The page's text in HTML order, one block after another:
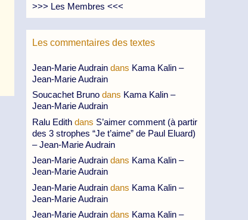
>>> Les Membres <<<
Les commentaires des textes
Jean-Marie Audrain dans Kama Kalin –
Jean-Marie Audrain
Soucachet Bruno dans Kama Kalin –
Jean-Marie Audrain
Ralu Edith dans S’aimer comment (à partir
des 3 strophes “Je t’aime” de Paul Eluard)
– Jean-Marie Audrain
Jean-Marie Audrain dans Kama Kalin –
Jean-Marie Audrain
Jean-Marie Audrain dans Kama Kalin –
Jean-Marie Audrain
Jean-Marie Audrain dans Kama Kalin –